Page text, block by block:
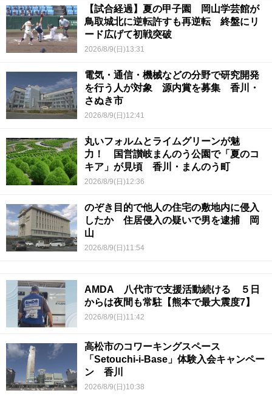
【試合経過】夏の甲子園 岡山学芸館が
鳥取城北に逆転許すも再逆転 終盤にリ
ード広げて初戦突破
2026/8/9(日)13:31
電気・通信・機械などの分野で研究開発
を行う人が対象 源内賞を募集 香川・
さぬき市
2026/8/9(日)12:41
丸いフォルムとライムグリーンが魅
力！ 国営讃岐まんのう公園で「夏のコ
キア」が見頃 香川・まんのう町
2026/8/9(日)12:36
のぞき目的で他人の住宅の敷地内に侵入
したか 住居侵入の疑いで男を逮捕 岡
山
2026/8/9(日)11:54
AMDA 八代市で支援活動続ける ５日
からは夜間も常駐【熊本で最大震度7】
2026/8/9(日)11:42
高松市のコワーキングスペース
「Setouchi-i-Base」体験入会キャンペー
ン 香川
2026/8/9(日)10:38